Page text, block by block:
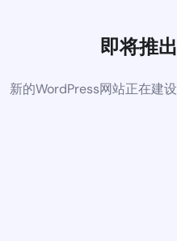
即将推出
新的WordPress网站正在建